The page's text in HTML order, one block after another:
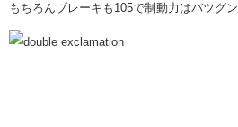
もちろんブレーキも105で制動力はバツグン